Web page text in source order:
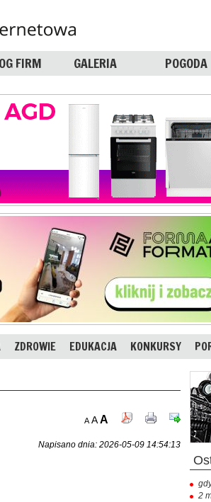
FIRM GALERIA POGODA
ZDROWIE EDUKACJA KONKURSY
A AA
Napisano dnia: 2026-05-09 14:54:13
2